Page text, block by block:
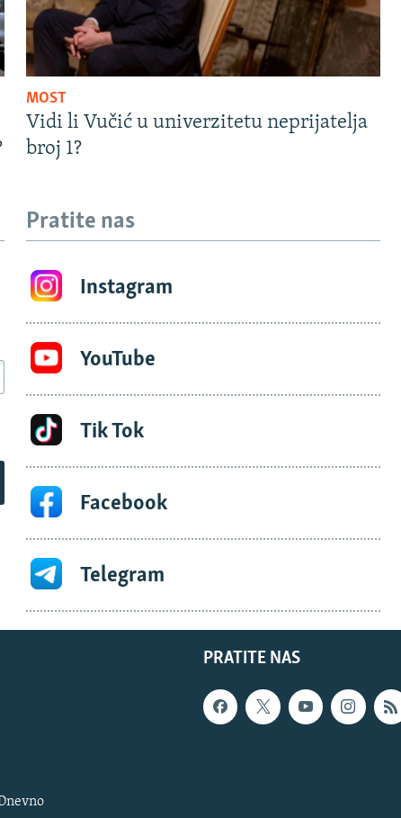
MOST
Vidi li Vučić u univerzitetu neprijatelja
broj 1?
Pratite nas
Instagram
YouTube
Tik Tok
Facebook
Telegram
PRATITE NAS